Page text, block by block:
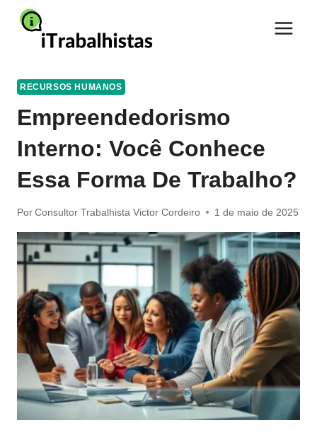
Pular
para
RECURSOS HUMANOS
Empreendedorismo
Interno: Você Conhece
Essa Forma De Trabalho?
Por Consultor Trabalhista Victor Cordeiro 1 de maio de 2025